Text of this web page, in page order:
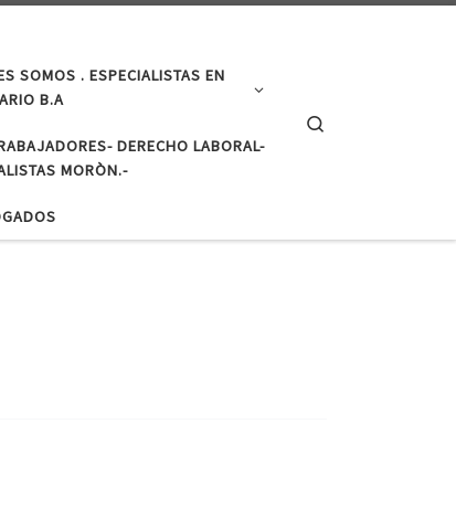
SOMOS . ESPECIALISTAS EN
B.A
DERECHO LABORAL-
MORÒN.-